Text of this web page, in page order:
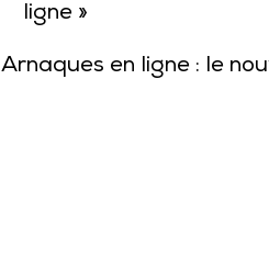
ligne »
Arnaques en ligne : le